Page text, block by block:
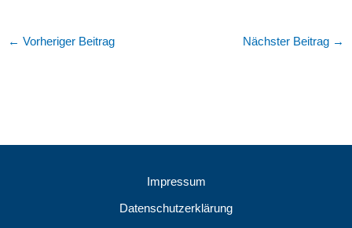
← Vorheriger Beitrag Nächster Beitrag →
Impressum
Datenschutzerklärung